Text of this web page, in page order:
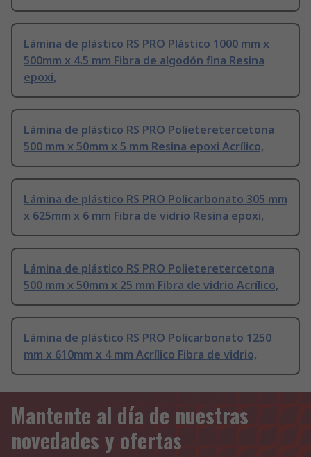
Lámina de plástico RS PRO Plástico 1000 mm x
500mm x 4.5 mm Fibra de algodón fina Resina
epoxi,
Lámina de plástico RS PRO Polieteretercetona
500 mm x 50mm x 5 mm Resina epoxi Acrílico,
Lámina de plástico RS PRO Policarbonato 305 mm
x 625mm x 6 mm Fibra de vidrio Resina epoxi,
Lámina de plástico RS PRO Polieteretercetona
500 mm x 50mm x 25 mm Fibra de vidrio Acrílico,
Lámina de plástico RS PRO Policarbonato 1250
mm x 610mm x 4 mm Acrílico Fibra de vidrio,
Mantente al día de nuestras
novedades y ofertas